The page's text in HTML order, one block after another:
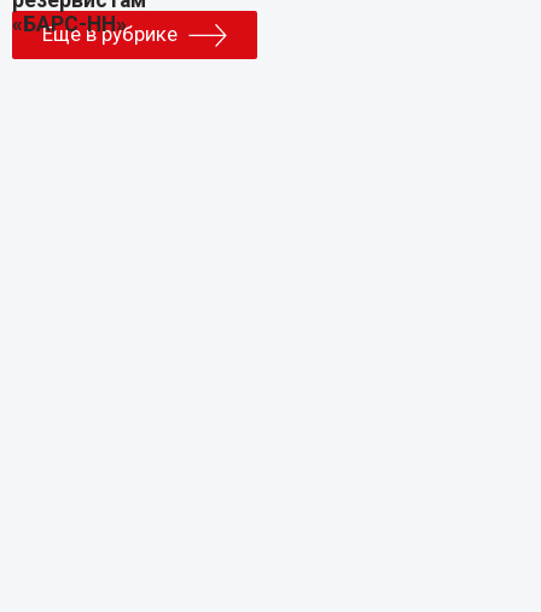
Еще в рубрике